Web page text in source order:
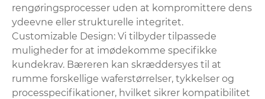
rengøringsprocesser uden at kompromittere dens
ydeevne eller strukturelle integritet.
Customizable Design: Vi tilbyder tilpassede
muligheder for at imødekomme specifikke
kundekrav. Bæreren kan skræddersyes til at
rumme forskellige waferstørrelser, tykkelser og
processpecifikationer, hvilket sikrer kompatibilitet